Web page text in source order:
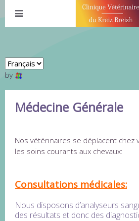
by
Médecine Générale
Nos vétérinaires se déplacent
les soins courants aux chevaux:
Consultations médicales:
Nous disposons d’analyseurs
des résultats et donc des